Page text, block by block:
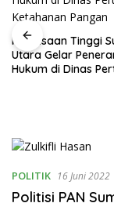
Kejaksaan Tinggi
Utara Gelar
Hukum di Dinas
POLITIK 16 Juni 2022
Politisi PAN